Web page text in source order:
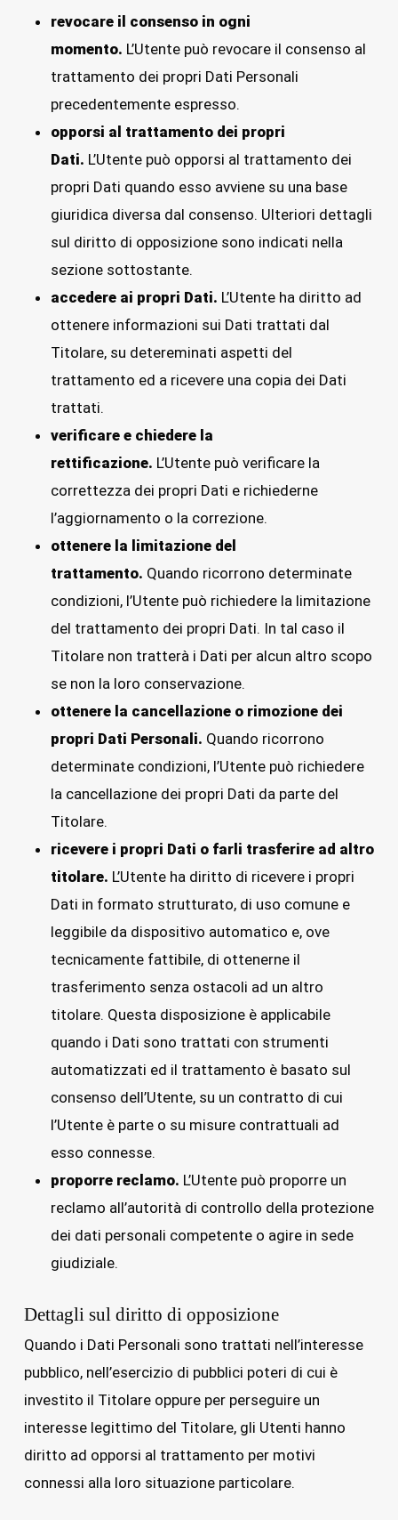
revocare il consenso in ogni
momento. L’Utente può revocare il consenso al
trattamento dei propri Dati Personali
precedentemente espresso.
opporsi al trattamento dei propri
Dati. L’Utente può opporsi al trattamento dei
propri Dati quando esso avviene su una base
giuridica diversa dal consenso. Ulteriori dettagli
sul diritto di opposizione sono indicati nella
sezione sottostante.
accedere ai propri Dati. L’Utente ha diritto ad
ottenere informazioni sui Dati trattati dal
Titolare, su detereminati aspetti del
trattamento ed a ricevere una copia dei Dati
trattati.
verificare e chiedere la
rettificazione. L’Utente può verificare la
correttezza dei propri Dati e richiederne
l’aggiornamento o la correzione.
ottenere la limitazione del
trattamento. Quando ricorrono determinate
condizioni, l’Utente può richiedere la limitazione
del trattamento dei propri Dati. In tal caso il
Titolare non tratterà i Dati per alcun altro scopo
se non la loro conservazione.
ottenere la cancellazione o rimozione dei
propri Dati Personali. Quando ricorrono
determinate condizioni, l’Utente può richiedere
la cancellazione dei propri Dati da parte del
Titolare.
ricevere i propri Dati o farli trasferire ad altro
titolare. L’Utente ha diritto di ricevere i propri
Dati in formato strutturato, di uso comune e
leggibile da dispositivo automatico e, ove
tecnicamente fattibile, di ottenerne il
trasferimento senza ostacoli ad un altro
titolare. Questa disposizione è applicabile
quando i Dati sono trattati con strumenti
automatizzati ed il trattamento è basato sul
consenso dell’Utente, su un contratto di cui
l’Utente è parte o su misure contrattuali ad
esso connesse.
proporre reclamo. L’Utente può proporre un
reclamo all’autorità di controllo della protezione
dei dati personali competente o agire in sede
giudiziale.
Dettagli sul diritto di opposizione
Quando i Dati Personali sono trattati nell’interesse
pubblico, nell’esercizio di pubblici poteri di cui è
investito il Titolare oppure per perseguire un
interesse legittimo del Titolare, gli Utenti hanno
diritto ad opporsi al trattamento per motivi
connessi alla loro situazione particolare.